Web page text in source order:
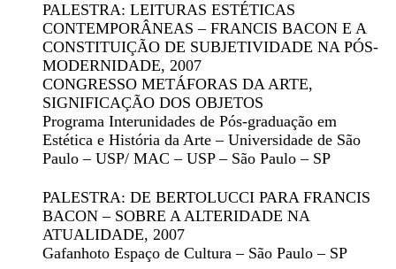
PALESTRA: LEITURAS ESTÉTICAS
CONTEMPORÂNEAS – FRANCIS BACON E A
CONSTITUIÇÃO DE SUBJETIVIDADE NA PÓS-
MODERNIDADE, 2007
CONGRESSO METÁFORAS DA ARTE,
SIGNIFICAÇÃO DOS OBJETOS
Programa Interunidades de Pós-graduação em
Estética e História da Arte – Universidade de São
Paulo – USP/ MAC – USP – São Paulo – SP
PALESTRA: DE BERTOLUCCI PARA FRANCIS
BACON – SOBRE A ALTERIDADE NA
ATUALIDADE, 2007
Gafanhoto Espaço de Cultura – São Paulo – SP